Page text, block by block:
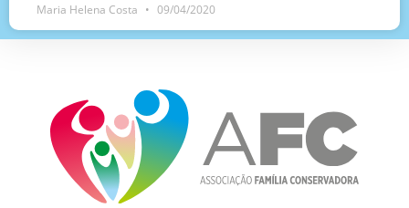
Maria Helena Costa 09/04/2020